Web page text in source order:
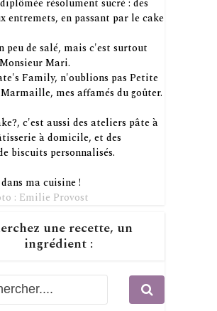
entremets, en passant par le cake
peu de salé, mais c'est surtout
Mari.
Family, n'oublions pas Petite
mes affamés du goûter.
c'est aussi des ateliers pâte à
à domicile, et des
biscuits personnalisés.
ma cuisine !
: Emilie Provost
une recette, un
ingrédient :